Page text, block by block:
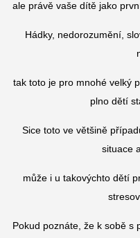
ale právě vaše dítě jako
Hádky, nedorozumění,
tak toto je pro mnohé velký
plno dětí
Sice toto ve většině
situace
může i u takovýchto dětí
Pokud poznáte, že k sobě s